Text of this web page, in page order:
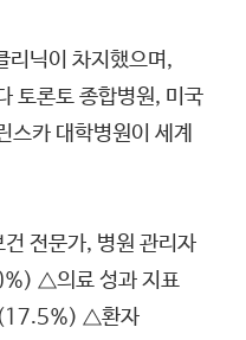
리닉이 차지했으며,
토론토 종합병원, 미국
스카 대학병원이 세계
전문가, 병원 관리자
△의료 성과 지표
△환자